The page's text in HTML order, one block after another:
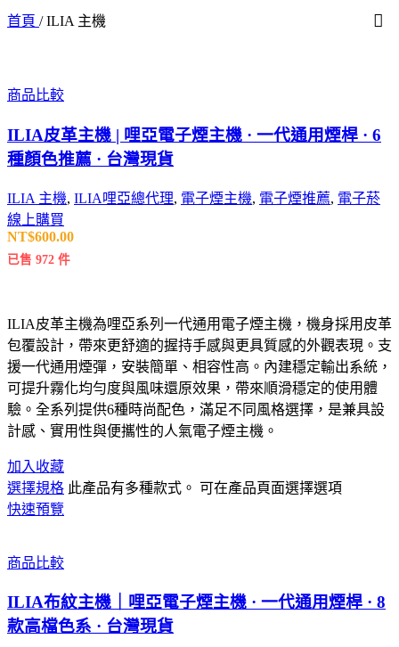
首頁 / ILIA 主機
商品比較
ILIA皮革主機 | 哩亞電子煙主機 · 一代通用煙桿 · 6
種顏色推薦 · 台灣現貨
ILIA 主機, ILIA哩亞總代理, 電子煙主機, 電子煙推薦, 電子菸
線上購買
NT$600.00
已售 972 件
ILIA皮革主機為哩亞系列一代通用電子煙主機，機身採用皮革
包覆設計，帶來更舒適的握持手感與更具質感的外觀表現。支
援一代通用煙彈，安裝簡單、相容性高。內建穩定輸出系統，
可提升霧化均勻度與風味還原效果，帶來順滑穩定的使用體
驗。全系列提供6種時尚配色，滿足不同風格選擇，是兼具設
計感、實用性與便攜性的人氣電子煙主機。
加入收藏
選擇規格 此產品有多種款式。 可在產品頁面選擇選項
快速預覽
商品比較
ILIA布紋主機｜哩亞電子煙主機 · 一代通用煙桿 · 8
款高檔色系 · 台灣現貨